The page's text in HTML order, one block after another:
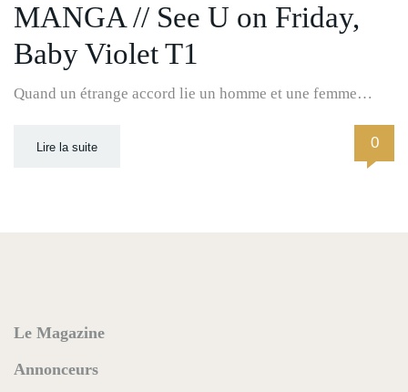
MANGA // See U on Friday,
Baby Violet T1
Quand un étrange accord lie un homme et une femme…
Lire la suite 0
Le Magazine
Annonceurs